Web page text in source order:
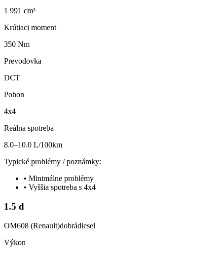
1 991 cm³
Krútiaci moment
350 Nm
Prevodovka
DCT
Pohon
4x4
Reálna spotreba
8.0–10.0 L/100km
Typické problémy / poznámky:
• Minimálne problémy
• Vyššia spotreba s 4x4
1.5 d
OM608 (Renault)dobrádiesel
Výkon